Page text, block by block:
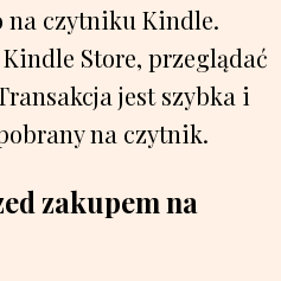
na czytniku Kindle.
Store, przeglądać
jest szybka i
na czytnik.
zakupem na